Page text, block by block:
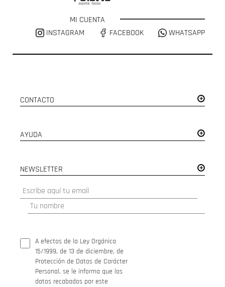
MI CUENTA
INSTAGRAM
FACEBOOK WHATSAPP
CONTACTO
AYUDA
NEWSLETTER
A efectos de la Ley Orgánica
15/1999, de 13 de diciembre, de
Protección de Datos de Carácter
Personal, se le informa que los
datos recabados por este